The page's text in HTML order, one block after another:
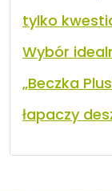
tylko
Wybór
„Beczka
łapaczy